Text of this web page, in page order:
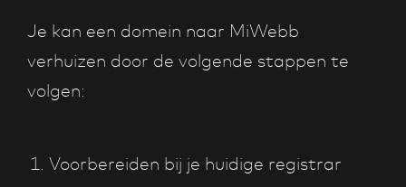
Je kan een domein naar MiWebb
verhuizen door de volgende stappen te
volgen:
Voorbereiden bij je huidige registrar